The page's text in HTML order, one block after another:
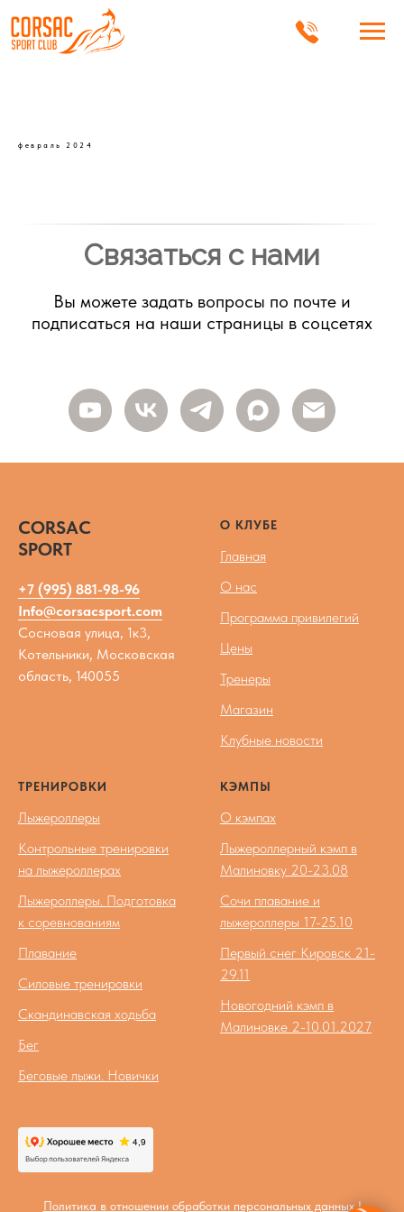
февраль 2024
Связаться с нами
Вы можете задать вопросы по почте и
подписаться на наши страницы в соцсетях
CORSAC
SPORT
+7 (995) 881-98-96
Info@corsacsport.com
Сосновая улица, 1к3,
Котельники, Московская
область, 140055
О КЛУБЕ
Главная
О нас
Программа привилегий
Цены
Тренеры
Магазин
Клубные новости
ТРЕНИРОВКИ
Лыжероллеры
Контрольные тренировки
на лыжероллерах
Лыжероллеры. Подготовка
к соревнованиям
Плавание
Силовые тренировки
Скандинавская ходьба
Бег
Беговые лыжи. Новички
КЭМПЫ
О кэмпах
Лыжероллерный кэмп в
Малиновку 20-23.08
Сочи плавание и
лыжероллеры 17-25.10
Первый снег Кировск 21-
29.11
Новогодний кэмп в
Малиновке 2-10.01.2027
Политика в отношении обработки персональных данных|